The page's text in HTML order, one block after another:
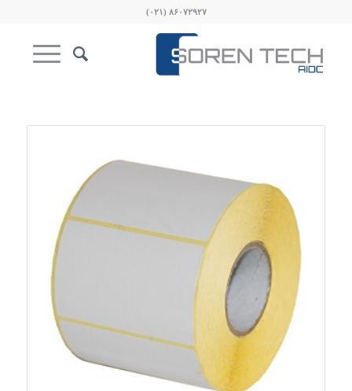
۸۶۰۷۲۹۲۷ (۰۲۱)